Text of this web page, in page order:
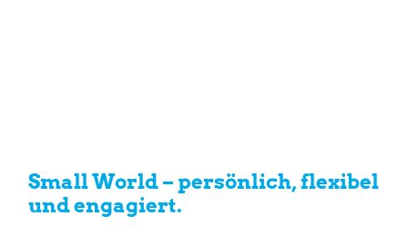
Small World – persönlich, flexibel
und engagiert.